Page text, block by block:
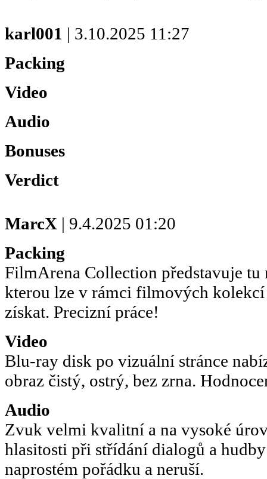
karl001 | 3.10.2025 11:27
Packing
Video
Audio
Bonuses
Verdict
MarcX | 9.4.2025 01:20
Packing
FilmArena Collection představuje
kterou lze v rámci filmových kolekcí
získat. Precizní práce!
Video
Blu-ray disk po vizuální stránce
obraz čistý, ostrý, bez zrna.
Audio
Zvuk velmi kvalitní a na vysoké
hlasitosti při střídání dialogů a
naprostém pořádku a neruší.